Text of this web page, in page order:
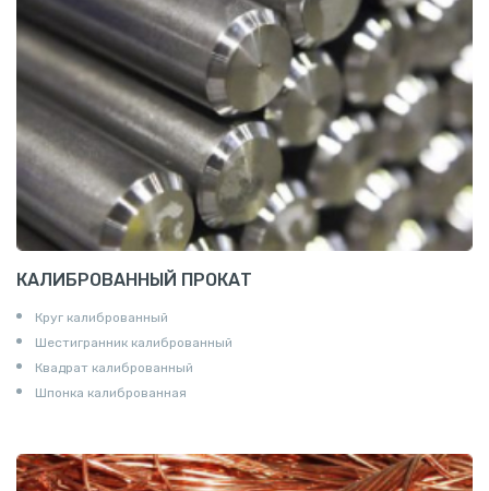
Крестовины
Контргайки
КАЛИБРОВАННЫЙ ПРОКАТ
Круг калиброванный
Шестигранник калиброванный
Квадрат калиброванный
Шпонка калиброванная